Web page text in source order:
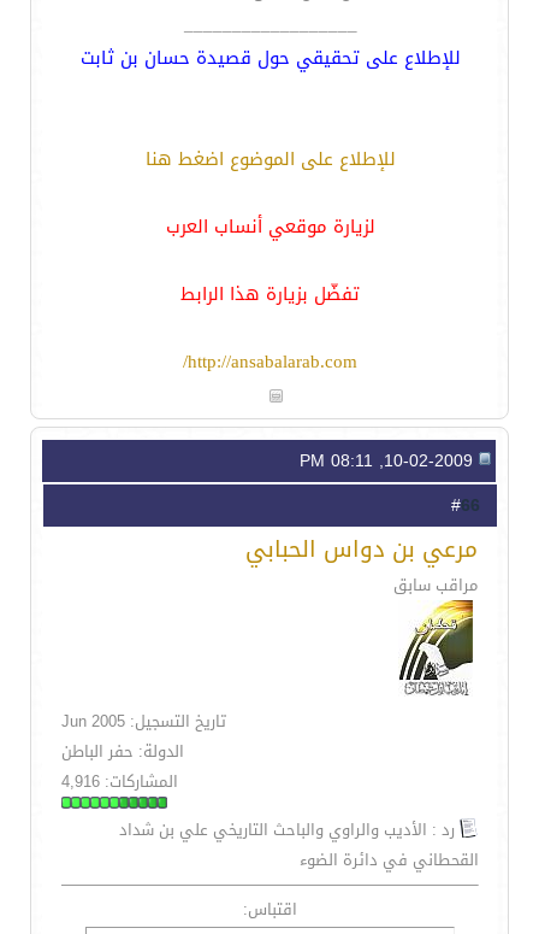
__________________
للإطلاع على تحقيقي حول قصيدة حسان بن ثابت
للإطلاع على الموضوع اضغط هنا
لزيارة موقعي أنساب العرب
تفضّل بزيارة هذا الرابط
http://ansabalarab.com/
66
مرعي بن دواس الحبابي
مراقب سابق
تاريخ التسجيل: Jun 2005
الدولة: حفر الباطن
المشاركات: 4,916
رد : الأديب والراوي والباحث التاريخي علي بن شداد
القحطاني في دائرة الضوء
اقتباس: